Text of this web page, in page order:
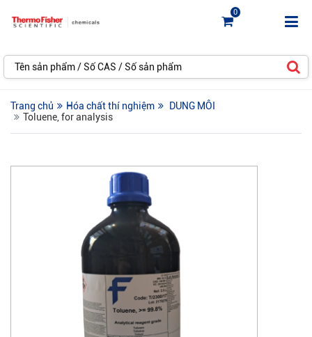
0
Trang chủ Hóa chất thí nghiệm
DUNG MÔI
Toluene, for analysis